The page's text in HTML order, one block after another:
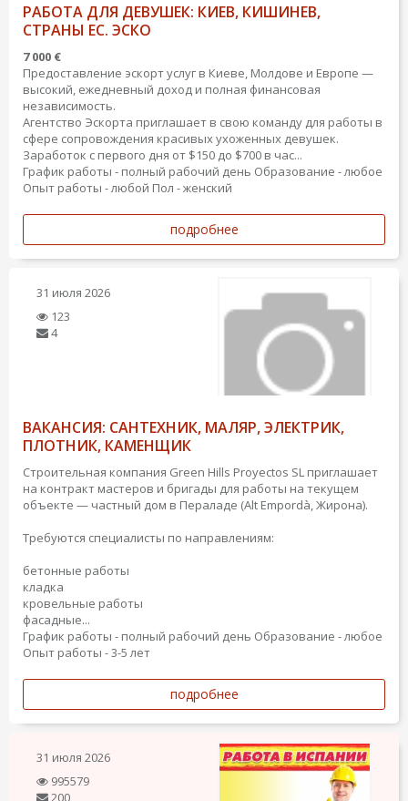
РАБОТА ДЛЯ ДЕВУШЕК: КИЕВ, КИШИНЕВ,
СТРАНЫ ЕС. ЭСКО
7 000 €
Предоставление эскорт услуг в Киеве, Молдове и Европе —
высокий, ежедневный доход и полная финансовая
независимость.
Агентство Эскорта приглашает в свою команду для работы в
сфере сопровождения красивых ухоженных девушек.
Заработок с первого дня от $150 до $700 в час...
График работы - полный рабочий день Образование - любое
Опыт работы - любой Пол - женский
подробнее
31 июля 2026
123
4
ВАКАНСИЯ: САНТЕХНИК, МАЛЯР, ЭЛЕКТРИК,
ПЛОТНИК, КАМЕНЩИК
Строительная компания Green Hills Proyectos SL приглашает
на контракт мастеров и бригады для работы на текущем
объекте — частный дом в Пераладе (Alt Empordà, Жирона).
Требуются специалисты по направлениям:
бетонные работы
кладка
кровельные работы
фасадные...
График работы - полный рабочий день Образование - любое
Опыт работы - 3-5 лет
подробнее
31 июля 2026
995579
200